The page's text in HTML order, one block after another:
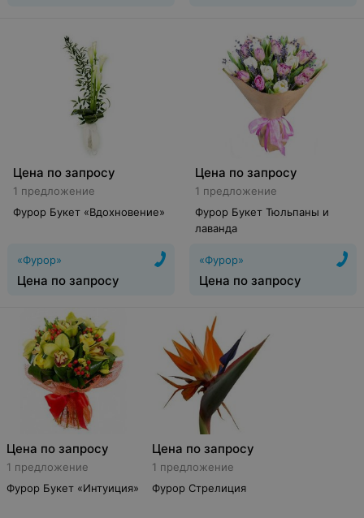
Цена по запросу
1 предложение
Фурор Букет «Вдохновение»
«Фурор»
Цена по запросу
Цена по запросу
1 предложение
Фурор Букет Тюльпаны и
лаванда
«Фурор»
Цена по запросу
Цена по запросу
1 предложение
Фурор Букет «Интуиция»
Цена по запросу
1 предложение
Фурор Стрелиция